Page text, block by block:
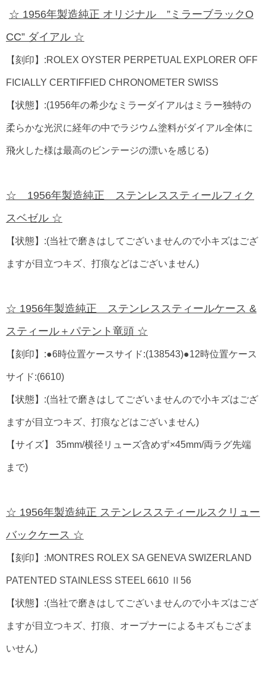
☆ 1956年製造純正 オリジナル ”ミラーブラックO
CC” ダイアル ☆
【刻印】:ROLEX OYSTER PERPETUAL EXPLORER OFF
FICIALLY CERTIFFIED CHRONOMETER SWISS
【状態】:(1956年の希少なミラーダイアルはミラー独特の
柔らかな光沢に経年の中でラ ジウム塗料がダイアル全体に
飛火した様は最高のビンテージの漂いを感じる)
☆ 1956年製造純正 ステンレススティールフィク
スベゼル ☆
【状態】:(当社で磨きはしてございませんので小キズはござ
ますが目立つキズ、打痕などはございません)
☆ 1956年製造純正 ステンレススティールケース &
スティール＋パテント竜頭 ☆
【刻印】:●6時位置ケースサイド:(138543)●12時位置ケース
サイド:(6610)
【状態】:(当社で磨きはしてございませんので小キズはござ
ますが目立つキズ、打痕などはございません)
【サイズ】 35mm/横径リューズ含めず×45mm/両ラグ先端
まで)
☆ 1956年製造純正 ステンレススティールスクリュー
バックケース ☆
【刻印】:MONTRES ROLEX SA GENEVA SWIZERLAND
PATENTED STAINLESS STEEL 6610 Ⅱ56
【状態】:(当社で磨きはしてございませんので小キズはござ
ますが目立つキズ、打痕、オープナーによるキズもござま
いせん)